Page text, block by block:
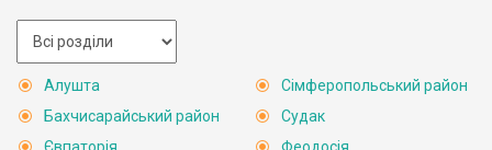
Алушта
Бахчисарайський район
Сімферопольський район
Судак